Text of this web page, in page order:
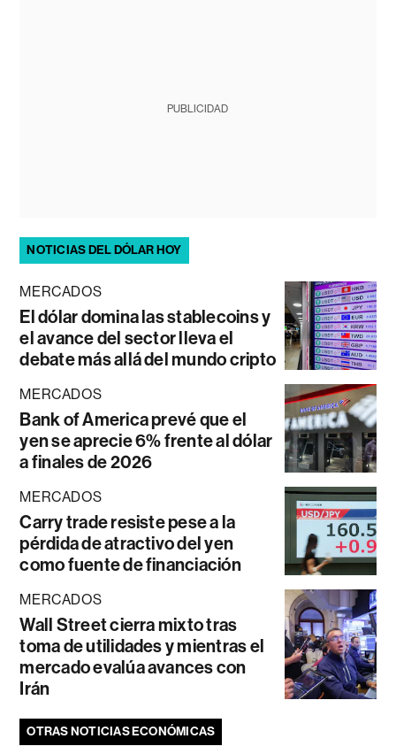
PUBLICIDAD
NOTICIAS DEL DÓLAR HOY
MERCADOS
El dólar domina las stablecoins y
el avance del sector lleva el
debate más allá del mundo cripto
MERCADOS
Bank of America prevé que el
yen se aprecie 6% frente al dólar
a finales de 2026
MERCADOS
Carry trade resiste pese a la
pérdida de atractivo del yen
como fuente de financiación
MERCADOS
Wall Street cierra mixto tras
toma de utilidades y mientras el
mercado evalúa avances con
Irán
OTRAS NOTICIAS ECONÓMICAS